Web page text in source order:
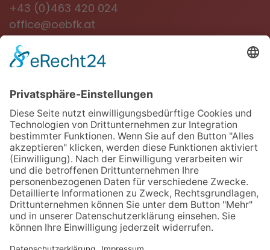
+43 (0)463 420 024
office@oebfk.at
NEWSLETTER
Jetzt anmelden